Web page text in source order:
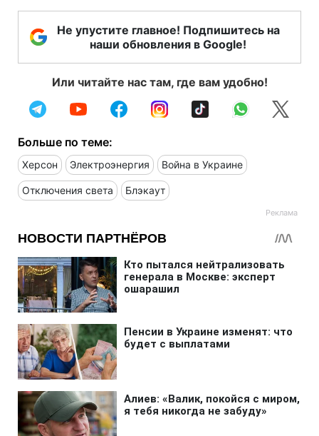
Не упустите главное! Подпишитесь на
наши обновления в Google!
Или читайте нас там, где вам удобно!
Больше по теме:
Херсон Электроэнергия Война в Украине
Отключения света Блэкаут